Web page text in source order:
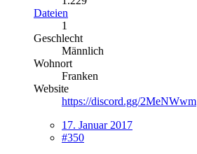
Dateien
1
Geschlecht
Männlich
Wohnort
Franken
Website
https://discord.gg/2MeNWwm
17. Januar 2017
#350